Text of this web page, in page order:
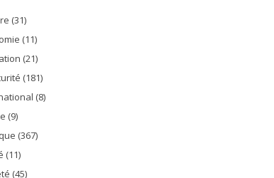
(31)
(11)
(21)
(181)
(8)
(9)
(367)
(11)
(45)